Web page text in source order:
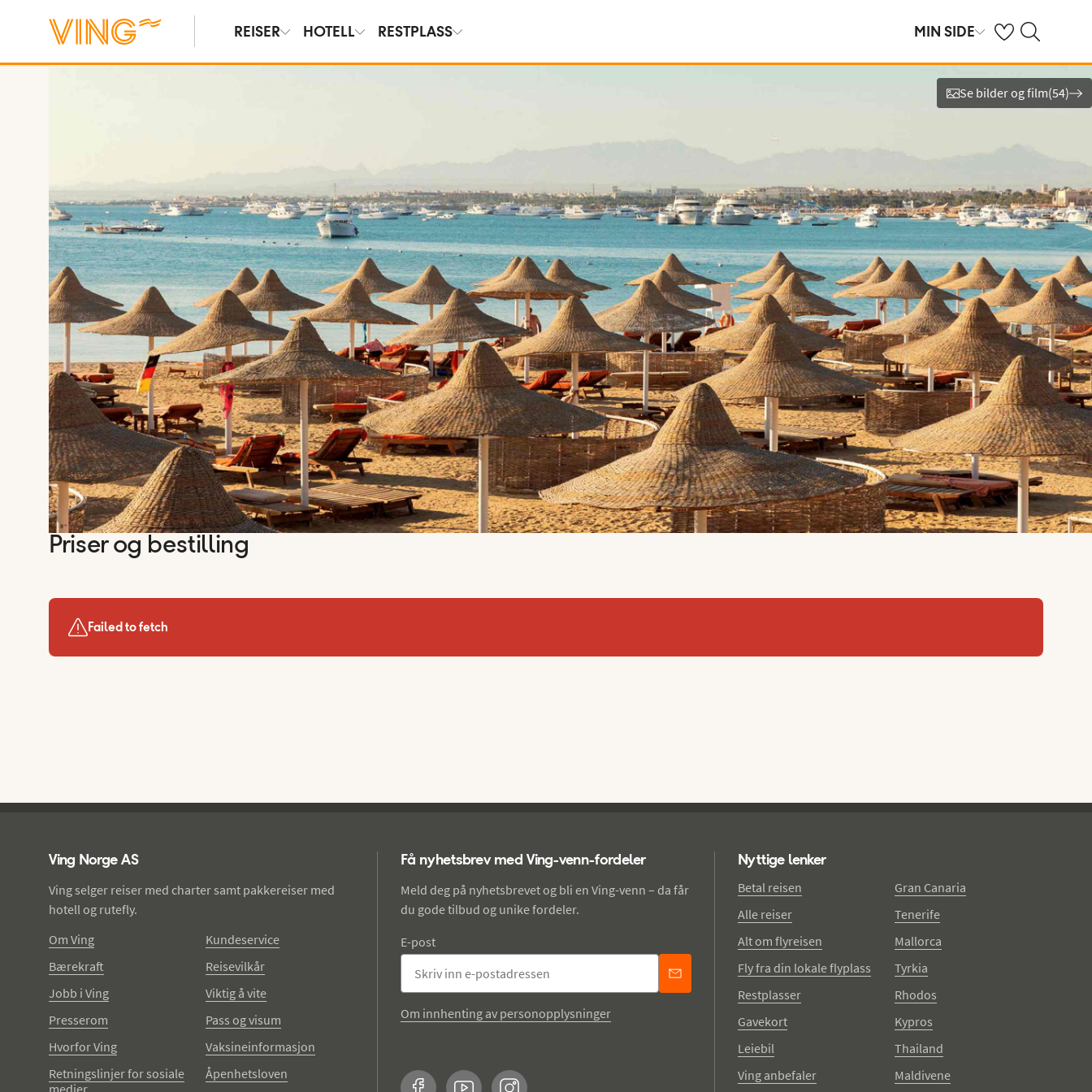
REISER HOTELL RESTPLASS MIN SIDE Se dine sparte
Søk på ving.no
Se bilder og film
Se bilder og film(54)
Priser og bestilling
Failed to fetch
Ving Norge AS
Ving selger reiser med charter samt pakkereiser med
hotell og rutefly.
Om Ving
Bærekraft
Jobb i Ving
Presserom
Hvorfor Ving
Retningslinjer for sosiale
medier
Kundeservice
Reisevilkår
Viktig å vite
Pass og visum
Vaksineinformasjon
Åpenhetsloven
Få nyhetsbrev med Ving-venn-fordeler
Meld deg på nyhetsbrevet og bli en Ving-venn – da får
du gode tilbud og unike fordeler.
E-post
Om innhenting av personopplysninger
Nyttige lenker
Betal reisen
Alle reiser
Alt om flyreisen
Fly fra din lokale flyplass
Restplasser
Gavekort
Leiebil
Ving anbefaler
Gran Canaria
Tenerife
Mallorca
Tyrkia
Rhodos
Kypros
Thailand
Maldivene